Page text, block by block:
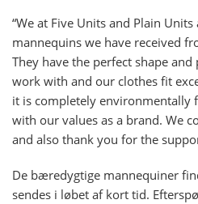
“We at Five Units and Plain
mannequins we have received
They have the perfect shape
work with and our clothes fit
it is completely environmentally
with our values as a brand. We
and also thank you for the
De bæredygtige mannequiner
sendes i løbet af kort tid.